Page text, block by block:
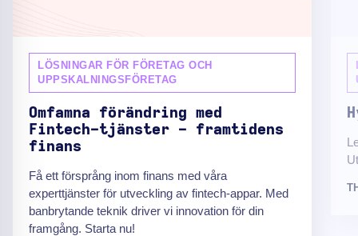
LÖSNINGAR FÖR FÖRETAG OCH
UPPSKALNINGSFÖRETAG
Omfamna förändring med
Fintech-tjänster - framtidens
finans
Få ett försprång inom finans med våra
experttjänster för utveckling av fintech-appar. Med
banbrytande teknik driver vi innovation för din
framgång. Starta nu!